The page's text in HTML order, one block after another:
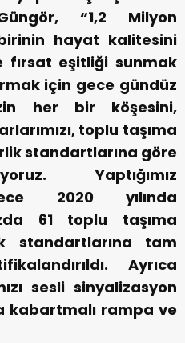
“1,2 Milyon
hayat kalitesini
fırsat eşitliği sunmak
için gece gündüz
her bir köşesini,
toplu taşıma
standartlarına göre
Yaptığımız
2020 yılında
61 toplu taşıma
standartlarına tam
Ayrıca
sesli sinyalizasyon
kabartmalı rampa ve